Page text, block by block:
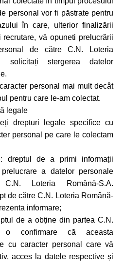
personal vor fi păstrate pentru
în care, ulterior finalizării
vă opuneti prelucrării
de către C.N. Loteria
solicitați stergerea datelor
personal mai mult decât
pentru care le-am colectat.
legale
drepturi legale specifice cu
personal pe care le colectam
dreptul de a primi informații
a datelor personale
Loteria Română-S.A.
de către C.N. Loteria Română-
informare;
de a obține din partea C.N.
o confirmare că aceasta
cu caracter personal care vă
acces la datele respective și